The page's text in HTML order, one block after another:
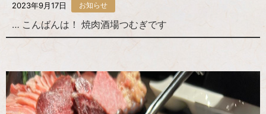
2023年9月17日 お知らせ
… こんばんは！ 焼肉酒場つむぎです